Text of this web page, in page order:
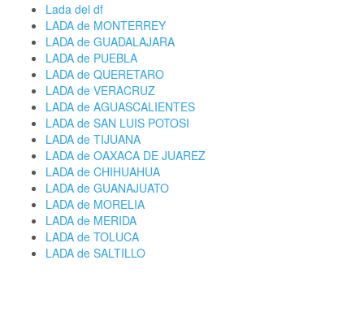
Lada del df
LADA de MONTERREY
LADA de GUADALAJARA
LADA de PUEBLA
LADA de QUERETARO
LADA de VERACRUZ
LADA de AGUASCALIENTES
LADA de SAN LUIS POTOSI
LADA de TIJUANA
LADA de OAXACA DE JUAREZ
LADA de CHIHUAHUA
LADA de GUANAJUATO
LADA de MORELIA
LADA de MERIDA
LADA de TOLUCA
LADA de SALTILLO